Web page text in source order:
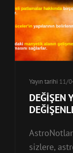
Yayın tarihi 11/
DEĞİŞEN
sizlere,